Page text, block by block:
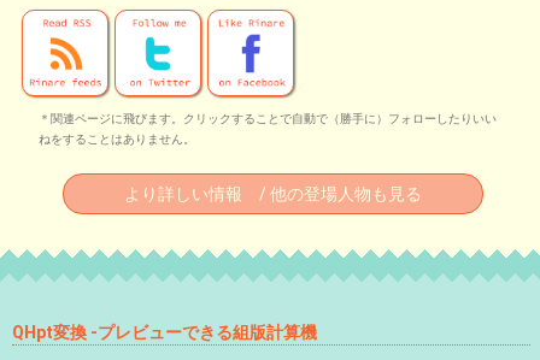
＊関連ページに飛びます。クリックすることで自動で（勝手に）フォローしたりいい
ねをすることはありません。
より詳しい情報 / 他の登場人物も見る
QHpt変換 -プレビューできる組版計算機